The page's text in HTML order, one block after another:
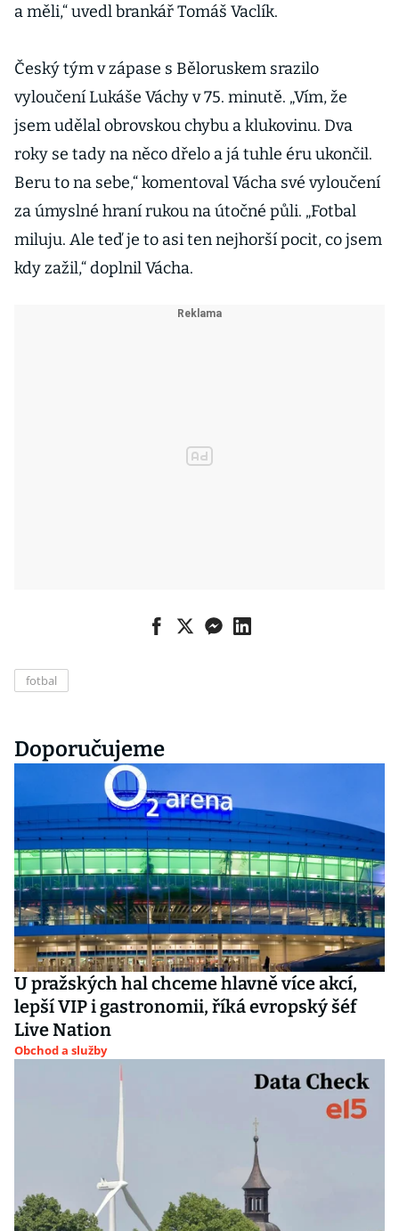
a měli,“ uvedl brankář Tomáš Vaclík.
Český tým v zápase s Běloruskem srazilo
vyloučení Lukáše Váchy v 75. minutě. „Vím, že
jsem udělal obrovskou chybu a klukovinu. Dva
roky se tady na něco dřelo a já tuhle éru ukončil.
Beru to na sebe,“ komentoval Vácha své vyloučení
za úmyslné hraní rukou na útočné půli. „Fotbal
miluju. Ale teď je to asi ten nejhorší pocit, co jsem
kdy zažil,“ doplnil Vácha.
fotbal
Doporučujeme
U pražských hal chceme hlavně více akcí,
lepší VIP i gastronomii, říká evropský šéf
Live Nation
Obchod a služby